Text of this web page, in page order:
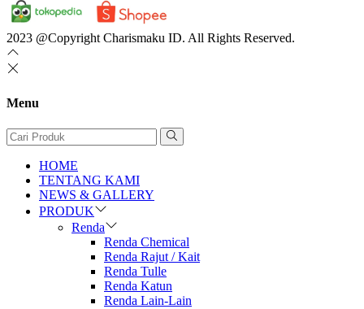
2023 @Copyright Charismaku ID. All Rights Reserved.
Menu
HOME
TENTANG KAMI
NEWS & GALLERY
PRODUK
Renda
Renda Chemical
Renda Rajut / Kait
Renda Tulle
Renda Katun
Renda Lain-Lain